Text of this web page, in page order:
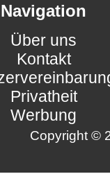
Navigation
Über uns
Kontakt
Privatheit
Werbung
Copyright ©